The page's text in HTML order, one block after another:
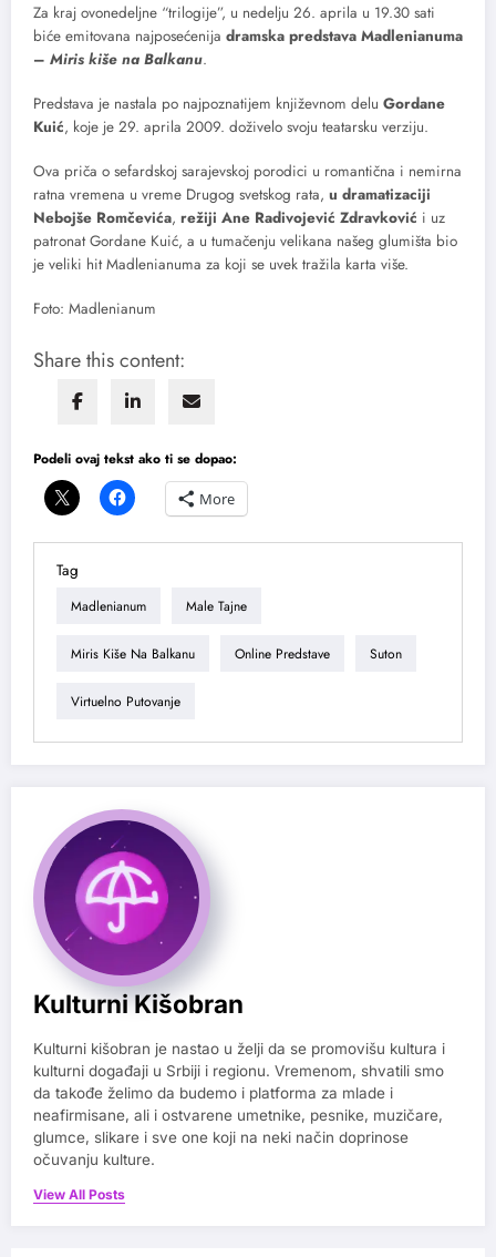
Za kraj ovonedeljne “trilogije”, u nedelju 26. aprila u 19.30 sati
biće emitovana najposećenija dramska predstava Madlenianuma
– Miris kiše na Balkanu.
Predstava je nastala po najpoznatijem književnom delu Gordane
Kuić, koje je 29. aprila 2009. doživelo svoju teatarsku verziju.
Ova priča o sefardskoj sarajevskoj porodici u romantična i nemirna
ratna vremena u vreme Drugog svetskog rata, u dramatizaciji
Nebojše Romčevića, režiji Ane Radivojević Zdravković i uz
patronat Gordane Kuić, a u tumačenju velikana našeg glumišta bio
je veliki hit Madlenianuma za koji se uvek tražila karta više.
Foto: Madlenianum
Share this content:
Podeli ovaj tekst ako ti se dopao:
More
Tag
Madlenianum Male Tajne
Miris Kiše Na Balkanu Online Predstave Suton
Virtuelno Putovanje
Kulturni Kišobran
Kulturni kišobran je nastao u želji da se promovišu kultura i
kulturni događaji u Srbiji i regionu. Vremenom, shvatili smo
da takođe želimo da budemo i platforma za mlade i
neafirmisane, ali i ostvarene umetnike, pesnike, muzičare,
glumce, slikare i sve one koji na neki način doprinose
očuvanju kulture.
View All Posts